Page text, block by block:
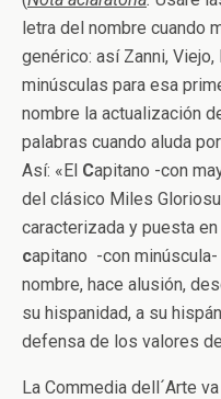
letra del nombre cuando
genérico: así Zanni, Viejo,
minúsculas para esa
nombre la actualización
palabras cuando aluda
Así: «El Capitano -con
del clásico Miles
caracterizada y puesta
capitano -con
nombre, hace alusión,
su hispanidad, a su
defensa de los valores
La Commedia dell´Arte